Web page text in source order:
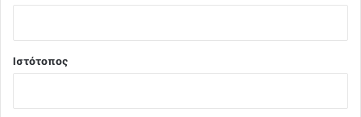
Ιστότοπος